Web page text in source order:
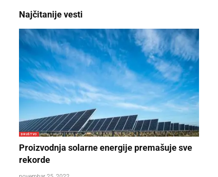
Najčitanije vesti
DRUŠTVO
Proizvodnja solarne energije premašuje sve
rekorde